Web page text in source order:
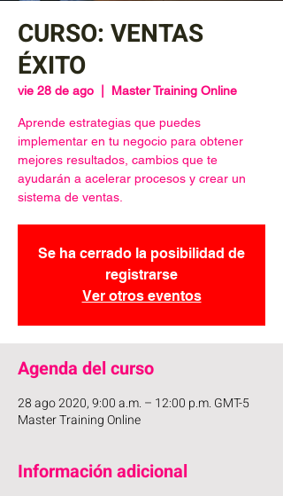
CURSO: VENTAS
ÉXITO
vie 28 de ago
  |
Master Training Online
Aprende estrategias que puedes
implementar en tu negocio para obtener
mejores resultados, cambios que te
ayudarán a acelerar procesos y crear un
sistema de ventas.
Se ha cerrado la posibilidad de
registrarse
Ver otros eventos
Agenda del curso
28 ago 2020, 9:00 a.m. – 12:00 p.m. GMT-5
Master Training Online
Información adicional